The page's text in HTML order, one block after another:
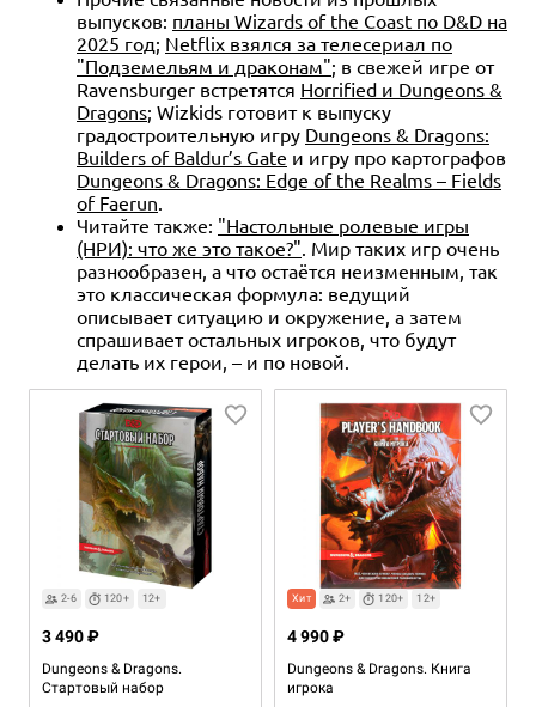
выпусков: планы Wizards of the Coast по D&D на
2025 год; Netflix взялся за телесериал по
"Подземельям и драконам"; в свежей игре от
Ravensburger встретятся Horrified и Dungeons &
Dragons; Wizkids готовит к выпуску
градостроительную игру Dungeons & Dragons:
Builders of Baldur’s Gate и игру про картографов
Dungeons & Dragons: Edge of the Realms – Fields
of Faerun.
Читайте также: "Настольные ролевые игры
(НРИ): что же это такое?". Мир таких игр очень
разнообразен, а что остаётся неизменным, так
это классическая формула: ведущий
описывает ситуацию и окружение, а затем
спрашивает остальных игроков, что будут
делать их герои, – и по новой.
2-6 120+ 12+
Dungeons & Dragons.
Стартовый набор
3 490 ₽
Хит 2+ 120+ 12+
Dungeons & Dragons. Книга
игрока
4 990 ₽